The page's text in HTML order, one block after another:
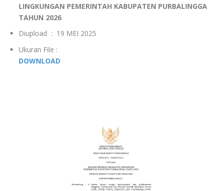
LINGKUNGAN PEMERINTAH KABUPATEN PURBALINGGA
TAHUN 2026
Diupload : 19 MEI 2025
Ukuran File :
DOWNLOAD